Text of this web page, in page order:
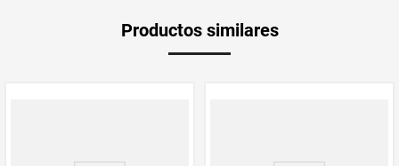
Productos similares